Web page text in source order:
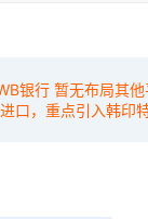
银行 暂无布局其
口，重点引入韩印